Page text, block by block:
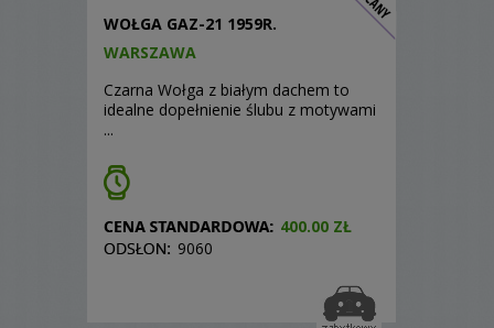
WOŁGA GAZ-21 1959R.
WARSZAWA
Czarna Wołga z białym dachem to
idealne dopełnienie ślubu z motywami
...
400.00 ZŁ
9060